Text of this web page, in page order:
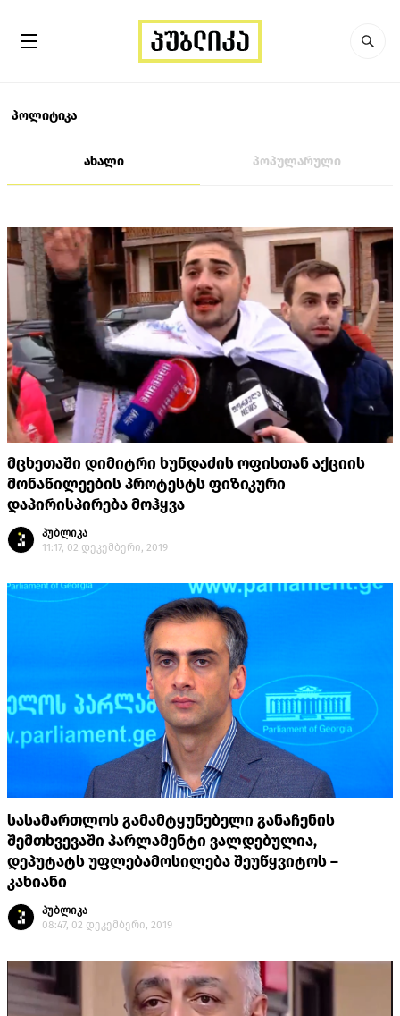
პოლიტიკა
ახალი პოპულარული
მცხეთაში დიმიტრი ხუნდაძის ოფისთან აქციის
მონაწილეების პროტესტს ფიზიკური
დაპირისპირება მოჰყვა
პუბლიკა
11:17, 02 დეკემბერი, 2019
სასამართლოს გამამტყუნებელი განაჩენის
შემთხვევაში პარლამენტი ვალდებულია,
დეპუტატს უფლებამოსილება შეუწყვიტოს –
კახიანი
პუბლიკა
08:47, 02 დეკემბერი, 2019